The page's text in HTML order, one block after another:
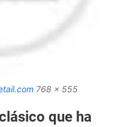
768 x 555
que ha